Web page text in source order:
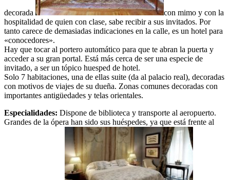
decorada
con mimo y con la
hospitalidad de quien con clase, sabe recibir a sus invitados. Por
tanto carece de demasiadas indicaciones en la calle, es un hotel para
«conocedores».
Hay que tocar al portero automático para que te abran la puerta y
acceder a su gran portal. Está más cerca de ser una especie de
invitado, a ser un tópico huesped de hotel.
Solo 7 habitaciones, una de ellas suite (da al palacio real), decoradas
con motivos de viajes de su dueña. Zonas comunes decoradas con
importantes antigüedades y telas orientales.
Especialidades: Dispone de biblioteca y transporte al aeropuerto.
Grandes de la ópera han sido sus huéspedes, ya que está frente al